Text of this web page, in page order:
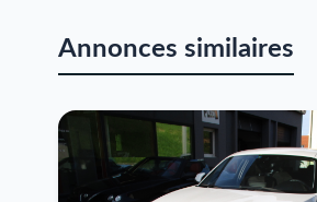
Annonces similaires